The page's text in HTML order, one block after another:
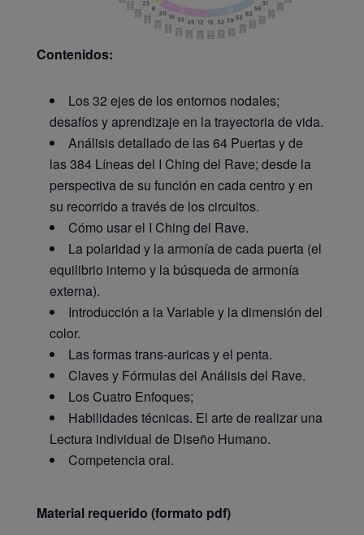
Contenidos:
Los 32 ejes de los entornos nodales;
desafíos y aprendizaje en la trayectoria de vida.
Análisis detallado de las 64 Puertas y de
las 384 Líneas del I Ching del Rave; desde la
perspectiva de su función en cada centro y en
su recorrido a través de los circuitos.
Cómo usar el I Ching del Rave.
La polaridad y la armonía de cada puerta (el
equilibrio interno y la búsqueda de armonía
externa).
Introducción a la Variable y la dimensión del
color.
Las formas trans-auricas y el penta.
Claves y Fórmulas del Análisis del Rave.
Los Cuatro Enfoques;
Habilidades técnicas. El arte de realizar una
Lectura individual de Diseño Humano.
Competencia oral.
Material requerido (formato pdf)